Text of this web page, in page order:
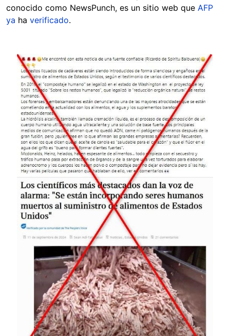
conocido como NewsPunch, es un sitio web que AFP
ya ha verificado.
Image